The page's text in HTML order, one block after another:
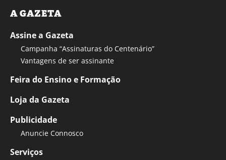
A GAZETA
Assine a Gazeta
Campanha “Assinaturas do Centenário”
Vantagens de ser assinante
Feira do Ensino e Formação
Loja da Gazeta
Publicidade
Anuncie Connosco
Serviços